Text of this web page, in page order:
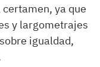
ya que
y largometrajes
igualdad,